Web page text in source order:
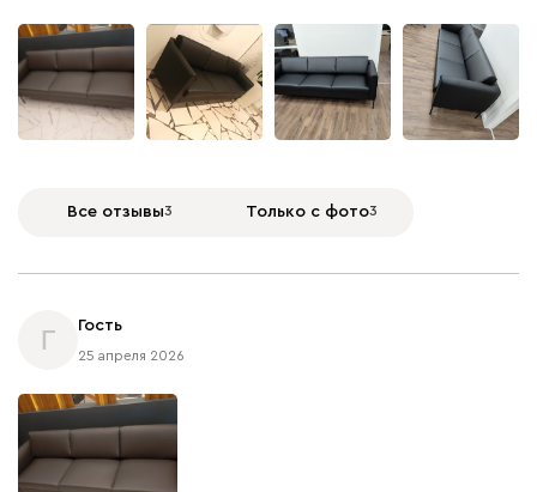
Все отзывы3 Только с фото3
Г
Гость
25 апреля 2026